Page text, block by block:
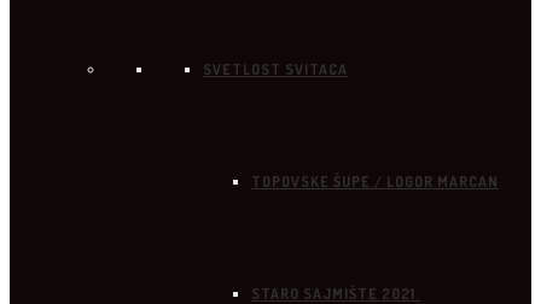
SVETLOST SVITACA
TOPOVSKE ŠUPE / LOGOR MARCAN
STARO SAJMIŠTE 2021.